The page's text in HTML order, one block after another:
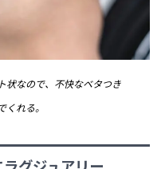
状なので、不快なベタつき
くれる。